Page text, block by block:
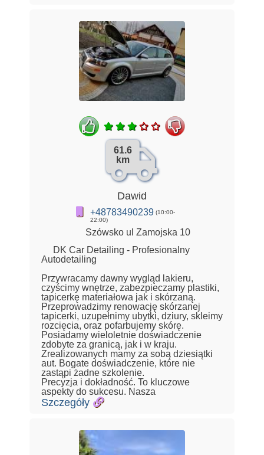
61.6
km
Dawid
+48783490239 (10:00-
22:00)
Szówsko ul Zamojska 10
DK Car Detailing - Profesionalny
Autodetailing
Przywracamy dawny wygląd lakieru,
czyścimy wnętrze, zabezpieczamy plastiki,
tapicerkę materiałowa jak i skórzaną.
Przeprowadzimy renowację skórzanej
tapicerki, uzupełnimy ubytki, dziury, skleimy
rozcięcia, oraz pofarbujemy skórę.
Posiadamy wieloletnie doświadczenie
zdobyte za granicą, jak i w kraju.
Zrealizowanych mamy za sobą dziesiątki
aut. Bogate doświadczenie, które nie
zastąpi żadne szkolenie.
Precyzja i dokładność. To kluczowe
aspekty do sukcesu. Nasza
Szczegóły